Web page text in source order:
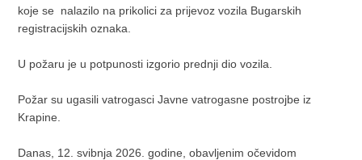
koje se nalazilo na prikolici za prijevoz vozila Bugarskih
registracijskih oznaka.
U požaru je u potpunosti izgorio prednji dio vozila.
Požar su ugasili vatrogasci Javne vatrogasne postrojbe iz
Krapine.
Danas, 12. svibnja 2026. godine, obavljenim očevidom